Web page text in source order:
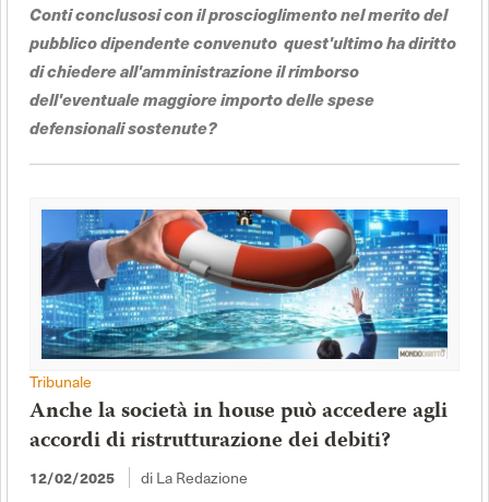
Conti conclusosi con il proscioglimento nel merito del
pubblico dipendente convenuto quest'ultimo ha diritto
di chiedere all'amministrazione il rimborso
dell'eventuale maggiore importo delle spese
defensionali sostenute?
Tribunale
Anche la società in house può accedere agli
accordi di ristrutturazione dei debiti?
12/02/2025 di La Redazione